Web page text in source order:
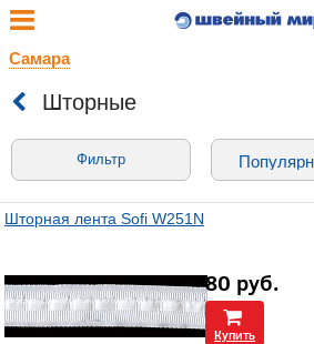
Самара
Шторные
Фильтр
Шторная лента Sofi W251N
80 руб.
Купить